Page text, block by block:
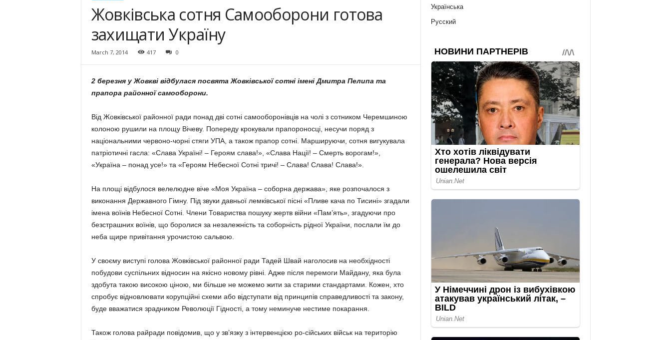
Жовківська сотня Самооборони готова
захищати Україну
March 7, 2014 417 0
2 березня у Жовкві відбулася посвята Жовківської сотні імені Дмитра Пелипа та
прапора районної самооборони.
Від Жовківської районної ради понад дві сотні самооборонівців на чолі з сотником Черемшиною
колоною рушили на площу Вічеву. Попереду крокували прапороносці, несучи поряд з
національними червоно-чорні стяги УПА, а також прапор сотні. Маршируючи, сотня вигукувала
патріотичні гасла: «Слава Україні! – Героям слава!», «Слава Нації! – Смерть ворогам!»,
«Україна – понад усе!» та «Героям Небесної Сотні тричі! – Слава! Слава! Слава!».
На площі відбулося велелюдне віче «Моя Україна – соборна держава», яке розпочалося з
виконання Державного Гімну. Під звуки давньої лемківської пісні «Пливе кача по Тисині» згадали
імена воїнів Небесної Сотні. Члени Товариства пошуку жертв війни «Пам’ять», згадуючи про
безстрашних воїнів, що боролися за незалежність та соборність рідної України, послали їм до
неба щире привітання урочистою сальвою.
У своєму виступі голова Жовківської районної ради Тадей Швай наголосив на необхідності
побудови суспільних відносин на якісно новому рівні. Адже після перемоги Майдану, яка була
здобута такою високою ціною, ми більше не можемо жити за старими стандартами. Кожен, хто
спробує відновлювати корупційні схеми або відступати від принципів справедливості та закону,
буде вважатися зрадником Революції Гідності, а тому неминуче нестиме покарання.
Також голова райради повідомив, що у зв’язку з інтервенцією ро-сійських військ на територію
Українська
Русский